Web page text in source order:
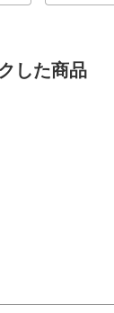
した商品